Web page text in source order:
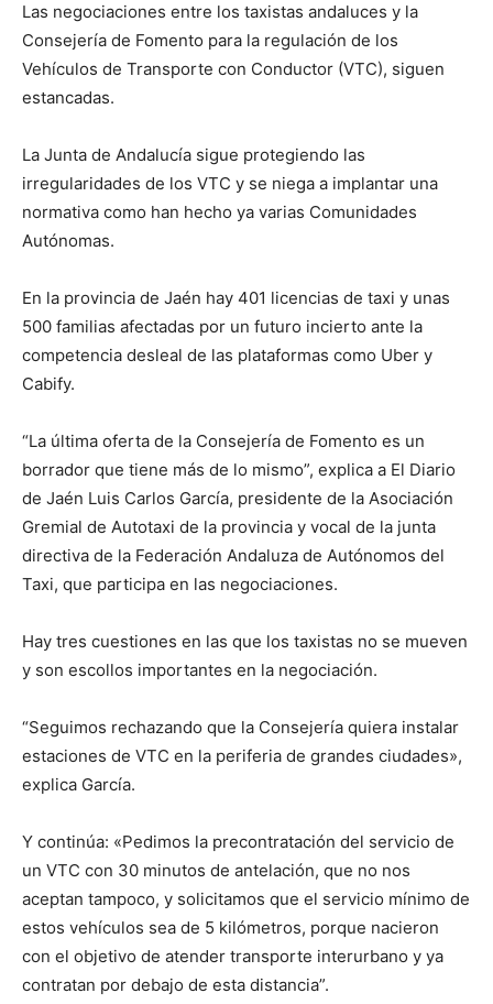
Las negociaciones entre los taxistas andaluces y la
Consejería de Fomento para la regulación de los
Vehículos de Transporte con Conductor (VTC), siguen
estancadas.
La Junta de Andalucía sigue protegiendo las
irregularidades de los VTC y se niega a implantar una
normativa como han hecho ya varias Comunidades
Autónomas.
En la provincia de Jaén hay 401 licencias de taxi y unas
500 familias afectadas por un futuro incierto ante la
competencia desleal de las plataformas como Uber y
Cabify.
“La última oferta de la Consejería de Fomento es un
borrador que tiene más de lo mismo”, explica a El Diario
de Jaén Luis Carlos García, presidente de la Asociación
Gremial de Autotaxi de la provincia y vocal de la junta
directiva de la Federación Andaluza de Autónomos del
Taxi, que participa en las negociaciones.
Hay tres cuestiones en las que los taxistas no se mueven
y son escollos importantes en la negociación.
“Seguimos rechazando que la Consejería quiera instalar
estaciones de VTC en la periferia de grandes ciudades»,
explica García.
Y continúa: «Pedimos la precontratación del servicio de
un VTC con 30 minutos de antelación, que no nos
aceptan tampoco, y solicitamos que el servicio mínimo de
estos vehículos sea de 5 kilómetros, porque nacieron
con el objetivo de atender transporte interurbano y ya
contratan por debajo de esta distancia”.